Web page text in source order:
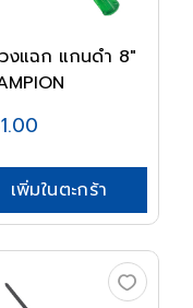
งแฉก แกนดำ 8"
เพิ่มในตะกร้า